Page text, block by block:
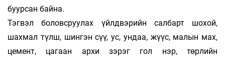
буурсан байна.
Тэгвэл боловсруулах үйлдвэрийн салбарт шохой,
шахмал түлш, шингэн сүү, ус, ундаа, жүүс, ма­лын мах,
цемент, цагаан архи зэрэг гол нэр, төр­лийн